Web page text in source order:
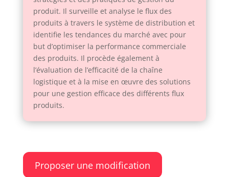
produit. Il surveille et analyse le flux des
produits à travers le système de distribution et
identifie les tendances du marché avec pour
but d’optimiser la performance commerciale
des produits. Il procède également à
l’évaluation de l’efficacité de la chaîne
logistique et à la mise en œuvre des solutions
pour une gestion efficace des différents flux
produits.
Proposer une modification